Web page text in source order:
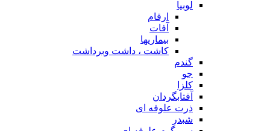
لوبیا
ارقام
آفات
بیماریها
کاشت ، داشت وبرداشت
گندم
جو
کلزا
آفتابگردان
ذرت علوفه ای
شبدر